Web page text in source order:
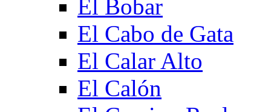
El Bobar
El Cabo de Gata
El Calar Alto
El Calón